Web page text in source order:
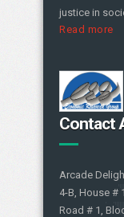
justice in
Read more
Contact
Arcade
4-B, House #
Road # 1,